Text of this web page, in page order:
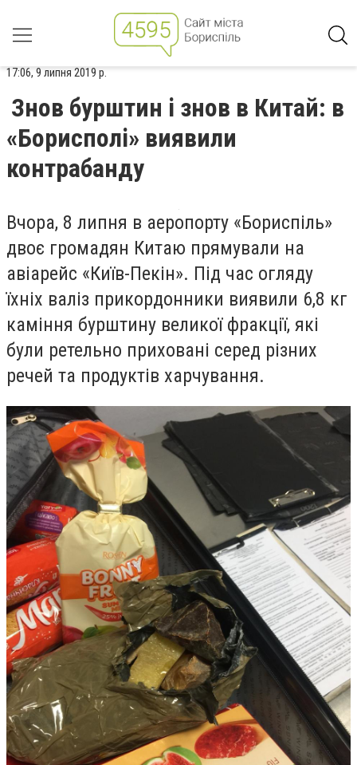
17:06, 9 липня 2019 р.
Знов бурштин і знов в Китай: в
«Борисполі» виявили
контрабанду
Вчора, 8 липня в аеропорту «Бориспіль»
двоє громадян Китаю прямували на
авіарейс «Київ-Пекін». Під час огляду
їхніх валіз прикордонники виявили 6,8 кг
каміння бурштину великої фракції, які
були ретельно приховані серед різних
речей та продуктів харчування.